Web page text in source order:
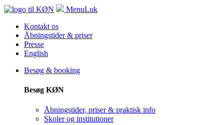
MenuLuk
Kontakt os
Åbningstider & priser
Presse
English
Besøg & booking
Besøg KØN
Åbningstider, priser & praktisk info
Skoler og institutioner